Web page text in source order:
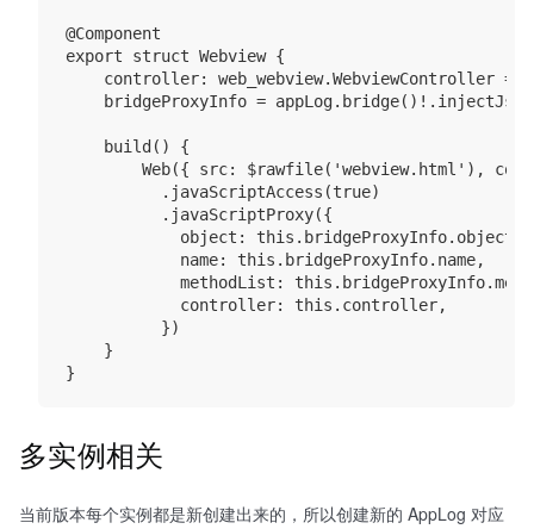
@Component
export struct Webview {
controller: web_webview.WebviewController =
bridgeProxyInfo =
    build() {
Web({ src: $rawfile('webview.html'),
          .javaScriptAccess(true)
          .javaScriptProxy({
            object: this.bridgeProxyInfo.object,
            name: this.bridgeProxyInfo.name,
methodList:
            controller: this.controller,
          })
    }
多实例相关
当前版本每个实例都是新创建出来的，所以创建新的 AppLog 对应